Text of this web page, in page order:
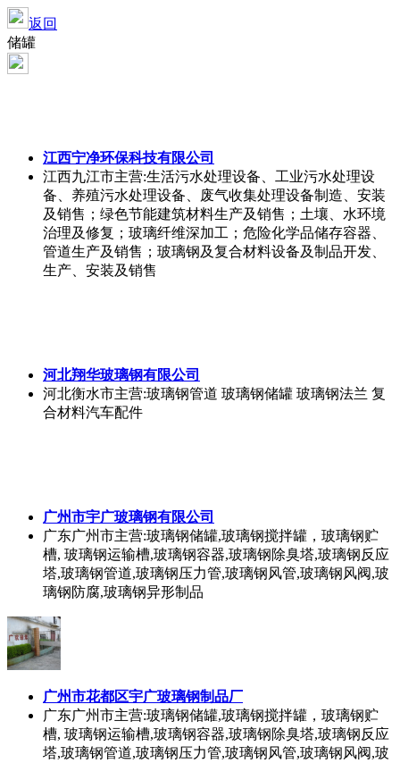
返回
储罐
江西宁净环保科技有限公司
江西九江市主营:生活污水处理设备、工业污水处理设
备、养殖污水处理设备、废气收集处理设备制造、安装
及销售；绿色节能建筑材料生产及销售；土壤、水环境
治理及修复；玻璃纤维深加工；危险化学品储存容器、
管道生产及销售；玻璃钢及复合材料设备及制品开发、
生产、安装及销售
河北翔华玻璃钢有限公司
河北衡水市主营:玻璃钢管道 玻璃钢储罐 玻璃钢法兰 复
合材料汽车配件
广州市宇广玻璃钢有限公司
广东广州市主营:玻璃钢储罐,玻璃钢搅拌罐，玻璃钢贮
槽, 玻璃钢运输槽,玻璃钢容器,玻璃钢除臭塔,玻璃钢反应
塔,玻璃钢管道,玻璃钢压力管,玻璃钢风管,玻璃钢风阀,玻
璃钢防腐,玻璃钢异形制品
广州市花都区宇广玻璃钢制品厂
广东广州市主营:玻璃钢储罐,玻璃钢搅拌罐，玻璃钢贮
槽, 玻璃钢运输槽,玻璃钢容器,玻璃钢除臭塔,玻璃钢反应
塔,玻璃钢管道,玻璃钢压力管,玻璃钢风管,玻璃钢风阀,玻